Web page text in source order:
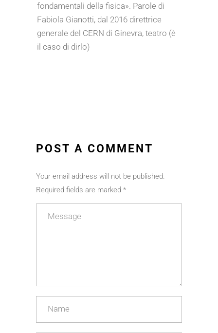
fondamentali della fisica». Parole di
Fabiola Gianotti, dal 2016 direttrice
generale del CERN di Ginevra, teatro (è
il caso di dirlo)
POST A COMMENT
Your email address will not be published.
Required fields are marked *